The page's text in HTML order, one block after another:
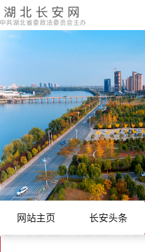
网站主页 长安头条